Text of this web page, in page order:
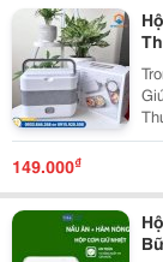
149.000₫